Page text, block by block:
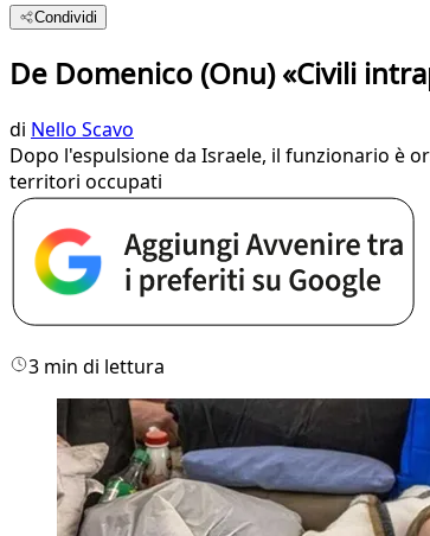
Condividi
De Domenico (Onu) «Civili
di Nello Scavo
Dopo l'espulsione da Israele, il funzionario è
territori occupati
3 min di lettura